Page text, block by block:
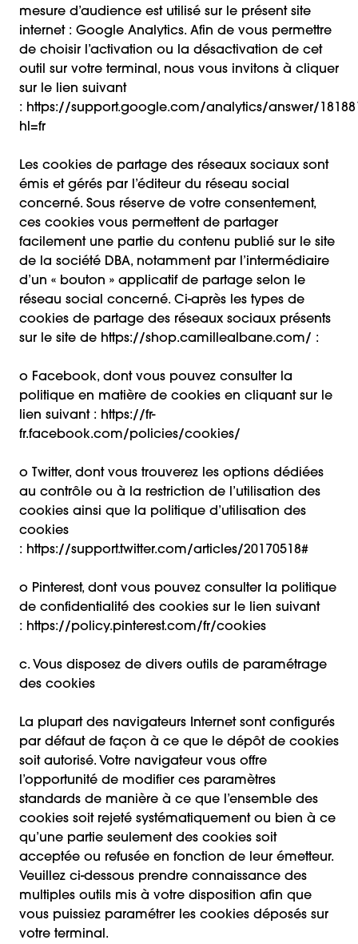
mesure d’audience est utilisé sur le présent site
internet : Google Analytics. Afin de vous permettre
de choisir l’activation ou la désactivation de cet
outil sur votre terminal, nous vous invitons à cliquer
sur le lien suivant
: https://support.google.com/analytics/answer/
hl=fr
Les cookies de partage des réseaux sociaux sont
émis et gérés par l’éditeur du réseau social
concerné. Sous réserve de votre consentement,
ces cookies vous permettent de partager
facilement une partie du contenu publié sur le site
de la société DBA, notamment par l’intermédiaire
d’un « bouton » applicatif de partage selon le
réseau social concerné. Ci-après les types de
cookies de partage des réseaux sociaux présents
sur le site de https://shop.camillealbane.com/ :
o Facebook, dont vous pouvez consulter la
politique en matière de cookies en cliquant sur le
lien suivant : https://fr-
fr.facebook.com/policies/cookies/
o Twitter, dont vous trouverez les options dédiées
au contrôle ou à la restriction de l’utilisation des
cookies ainsi que la politique d’utilisation des
cookies
: https://support.twitter.com/articles/20170518#
o Pinterest, dont vous pouvez consulter la politique
de confidentialité des cookies sur le lien suivant
: https://policy.pinterest.com/fr/cookies
c. Vous disposez de divers outils de paramétrage
des cookies
La plupart des navigateurs Internet sont configurés
par défaut de façon à ce que le dépôt de cookies
soit autorisé. Votre navigateur vous offre
l’opportunité de modifier ces paramètres
standards de manière à ce que l’ensemble des
cookies soit rejeté systématiquement ou bien à ce
qu’une partie seulement des cookies soit
acceptée ou refusée en fonction de leur émetteur.
Veuillez ci-dessous prendre connaissance des
multiples outils mis à votre disposition afin que
vous puissiez paramétrer les cookies déposés sur
votre terminal.